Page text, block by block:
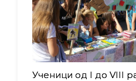
Ученици од I до VIII